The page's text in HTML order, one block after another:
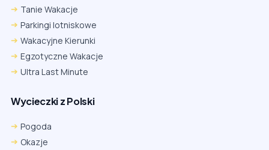
Tanie Wakacje
Parkingi lotniskowe
Wakacyjne Kierunki
Egzotyczne Wakacje
Ultra Last Minute
Wycieczki z Polski
Pogoda
Okazje